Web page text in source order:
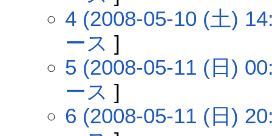
4 (2008-05-10 (土)
ース ]
5 (2008-05-11 (日)
ース ]
6 (2008-05-11 (日)